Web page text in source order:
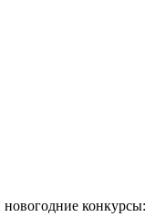
конкурсы: